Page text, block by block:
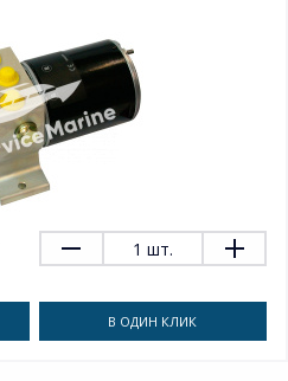
1 шт.
В ОДИН КЛИК